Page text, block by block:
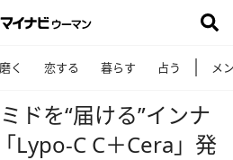
磨く 恋する 暮らす 占う メ
ドを“届ける”インナ
Lypo-C C＋Cera」発